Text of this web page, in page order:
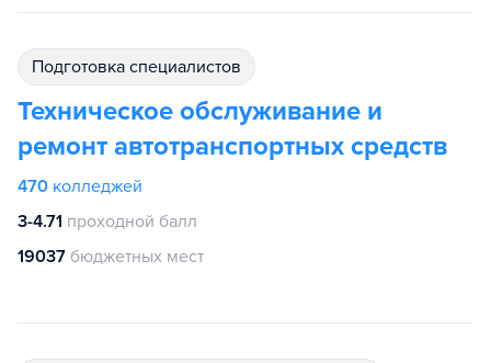
подготовка специалистов
Техническое обслуживание и
ремонт автотранспортных средств
470 колледжей
3-4.71 проходной балл
19037 бюджетных мест